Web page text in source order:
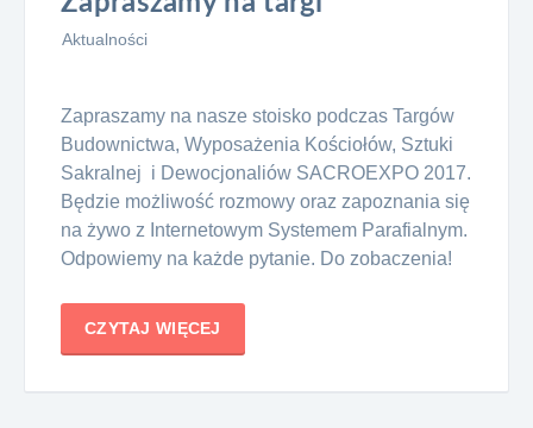
Aktualności
Zapraszamy na nasze stoisko podczas Targów
Budownictwa, Wyposażenia Kościołów, Sztuki
Sakralnej i Dewocjonaliów SACROEXPO 2017.
Będzie możliwość rozmowy oraz zapoznania się
na żywo z Internetowym Systemem Parafialnym.
Odpowiemy na każde pytanie. Do zobaczenia!
CZYTAJ WIĘCEJ